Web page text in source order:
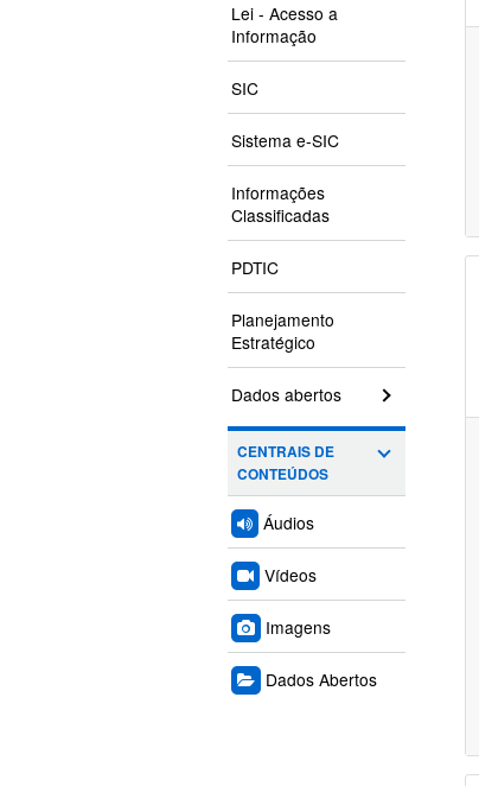
Lei - Acesso a
Informação
SIC
Sistema e-SIC
Informações
Classificadas
PDTIC
Planejamento
Estratégico
Dados abertos
CENTRAIS DE
CONTEÚDOS
Áudios
Vídeos
Imagens
Dados Abertos